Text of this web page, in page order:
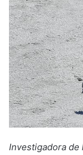
Investigadora de